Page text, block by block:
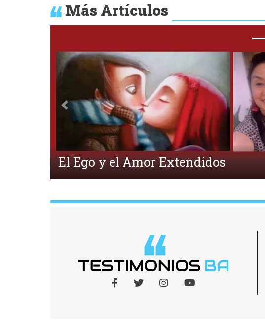
Más Artículos
¿Qué es la Ecpatía?
Anterior